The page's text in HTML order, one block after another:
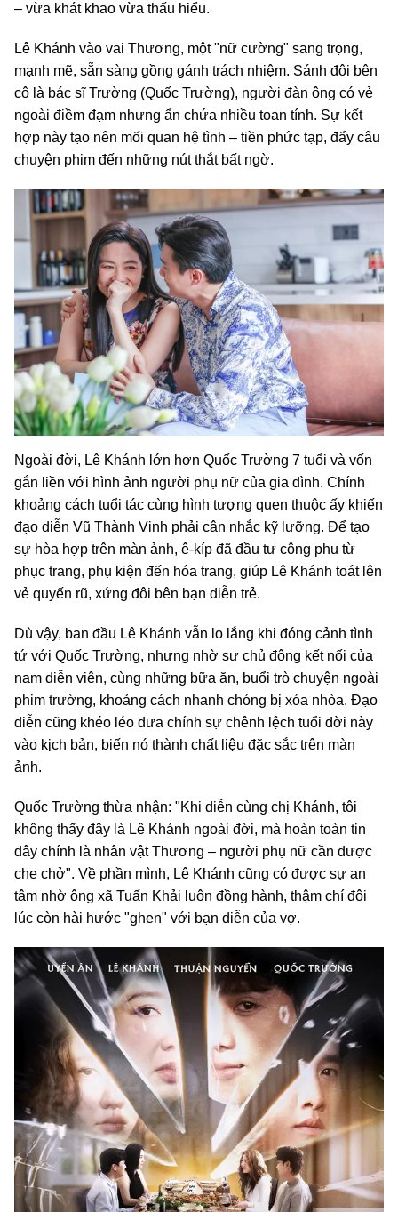
– vừa khát khao vừa thấu hiểu.
Lê Khánh vào vai Thương, một "nữ cường" sang trọng,
mạnh mẽ, sẵn sàng gồng gánh trách nhiệm. Sánh đôi bên
cô là bác sĩ Trường (Quốc Trường), người đàn ông có vẻ
ngoài điềm đạm nhưng ẩn chứa nhiều toan tính. Sự kết
hợp này tạo nên mối quan hệ tình – tiền phức tạp, đẩy câu
chuyện phim đến những nút thắt bất ngờ.
Ngoài đời, Lê Khánh lớn hơn Quốc Trường 7 tuổi và vốn
gắn liền với hình ảnh người phụ nữ của gia đình. Chính
khoảng cách tuổi tác cùng hình tượng quen thuộc ấy khiến
đạo diễn Vũ Thành Vinh phải cân nhắc kỹ lưỡng. Để tạo
sự hòa hợp trên màn ảnh, ê-kíp đã đầu tư công phu từ
phục trang, phụ kiện đến hóa trang, giúp Lê Khánh toát lên
vẻ quyến rũ, xứng đôi bên bạn diễn trẻ.
Dù vậy, ban đầu Lê Khánh vẫn lo lắng khi đóng cảnh tình
tứ với Quốc Trường, nhưng nhờ sự chủ động kết nối của
nam diễn viên, cùng những bữa ăn, buổi trò chuyện ngoài
phim trường, khoảng cách nhanh chóng bị xóa nhòa. Đạo
diễn cũng khéo léo đưa chính sự chênh lệch tuổi đời này
vào kịch bản, biến nó thành chất liệu đặc sắc trên màn
ảnh.
Quốc Trường thừa nhận: "Khi diễn cùng chị Khánh, tôi
không thấy đây là Lê Khánh ngoài đời, mà hoàn toàn tin
đây chính là nhân vật Thương – người phụ nữ cần được
che chở". Về phần mình, Lê Khánh cũng có được sự an
tâm nhờ ông xã Tuấn Khải luôn đồng hành, thậm chí đôi
lúc còn hài hước "ghen" với bạn diễn của vợ.